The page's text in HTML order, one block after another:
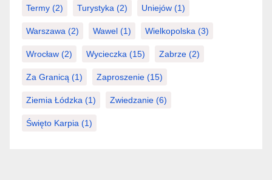
Termy (2) Turystyka (2) Uniejów (1)
Warszawa (2) Wawel (1) Wielkopolska (3)
Wrocław (2) Wycieczka (15) Zabrze (2)
Za Granicą (1) Zaproszenie (15)
Ziemia Łódzka (1) Zwiedzanie (6)
Święto Karpia (1)